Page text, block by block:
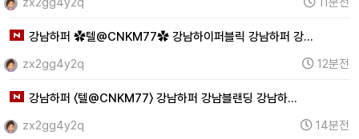
강남하퍼 ✿텔@CNKM77✿ 강남하이퍼블릭 강남하퍼 강…
zx2gg4y2q
12분전
강남하퍼 〈텔@CNKM77〉 강남하퍼 강남블랜딩 강남하…
zx2gg4y2q
14분전